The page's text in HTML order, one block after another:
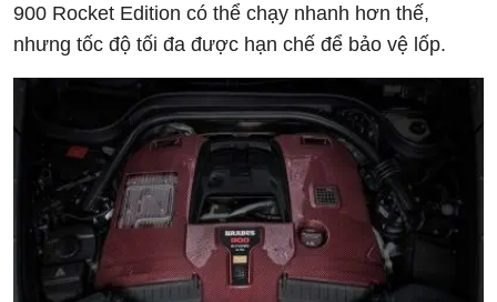
900 Rocket Edition có thể chạy nhanh hơn thế,
nhưng tốc độ tối đa được hạn chế để bảo vệ lốp.